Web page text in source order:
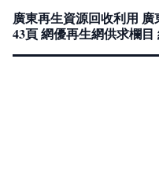
廣東再生資源回收利用
43頁 網優再生網供求欄